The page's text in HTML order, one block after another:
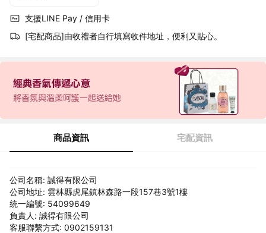
支援LINE Pay / 信用卡
[宅配商品]由收禮者自行填寫收件地址，便利又貼心。
商品資訊 宅配資訊
公司名稱: 誠得有限公司
公司地址: 雲林縣虎尾鎮林森路一段157巷3號1樓
統一編號: 54099649
負責人: 誠得有限公司
客服聯繫方式: 0902159131